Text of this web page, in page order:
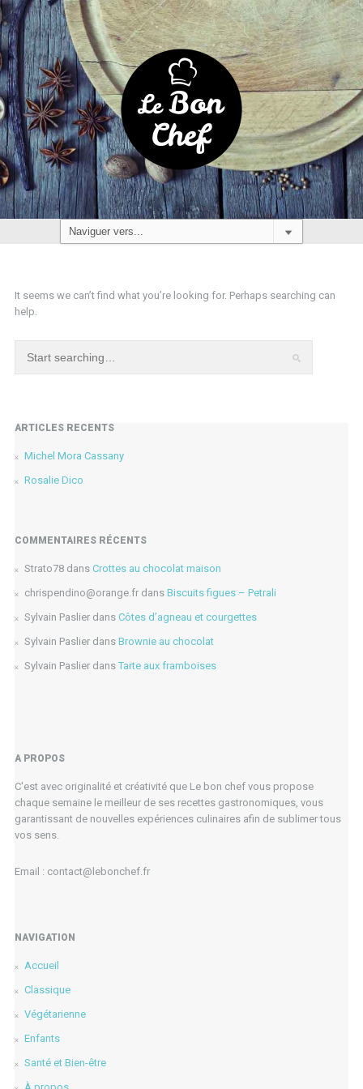
It seems we can’t find what you’re looking for. Perhaps searching can
help.
ARTICLES RÉCENTS
Michel Mora Cassany
Rosalie Dico
COMMENTAIRES RÉCENTS
Strato78dans Crottes au chocolat maison
chrispendino@orange.frdans Biscuits figues – Petrali
Sylvain Paslierdans Côtes d’agneau et courgettes
Sylvain Paslierdans Brownie au chocolat
Sylvain Paslierdans Tarte aux framboises
A PROPOS
C'est avec originalité et créativité que Le bon chef vous propose
chaque semaine le meilleur de ses recettes gastronomiques, vous
garantissant de nouvelles expériences culinaires afin de sublimer tous
vos sens.
Email : contact@lebonchef.fr
NAVIGATION
Accueil
Classique
Végétarienne
Enfants
Santé et Bien-être